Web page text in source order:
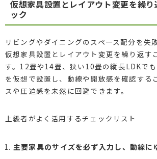
仮想家具設置とレイアウト変更を繰り
ック
リビングやダイニングのスペース配分を失
仮想家具設置とレイアウト変更を繰り返す
す。12畳や14畳、狭い10畳の縦長LDKで
を仮想で設置し、動線や開放感を確認する
スや圧迫感を未然に回避できます。
上級者がよく活用するチェックリスト
主要家具のサイズを必ず入力し、動線に